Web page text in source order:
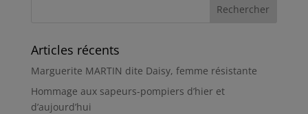
Articles récents
Marguerite MARTIN dite Daisy, femme résistante
Hommage aux sapeurs-pompiers d’hier et
d’aujourd’hui